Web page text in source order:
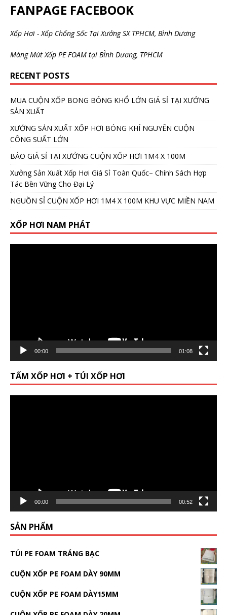
FANPAGE FACEBOOK
Xốp Hơi - Xốp Chống Sốc Tại Xưởng SX TPHCM, Bình Dương
Màng Mút Xốp PE FOAM tại BÌnh Dương, TPHCM
RECENT POSTS
MUA CUỘN XỐP BONG BÓNG KHỔ LỚN GIÁ SỈ TẠI XƯỞNG
SẢN XUẤT
XƯỞNG SẢN XUẤT XỐP HƠI BÓNG KHÍ NGUYÊN CUỘN
CÔNG SUẤT LỚN
BÁO GIÁ SỈ TẠI XƯỞNG CUỘN XỐP HƠI 1M4 X 100M
Xưởng Sản Xuất Xốp Hơi Giá Sỉ Toàn Quốc– Chính Sách Hợp
Tác Bền Vững Cho Đại Lý
NGUỒN SỈ CUỘN XỐP HƠI 1M4 X 100M KHU VỰC MIỀN NAM
XỐP HƠI NAM PHÁT
00:00 01:08
TẤM XỐP HƠI + TÚI XỐP HƠI
00:00 00:52
SẢN PHẨM
TÚI PE FOAM TRÁNG BẠC
CUỘN XỐP PE FOAM DÀY 90MM
CUỘN XỐP PE FOAM DÀY15MM